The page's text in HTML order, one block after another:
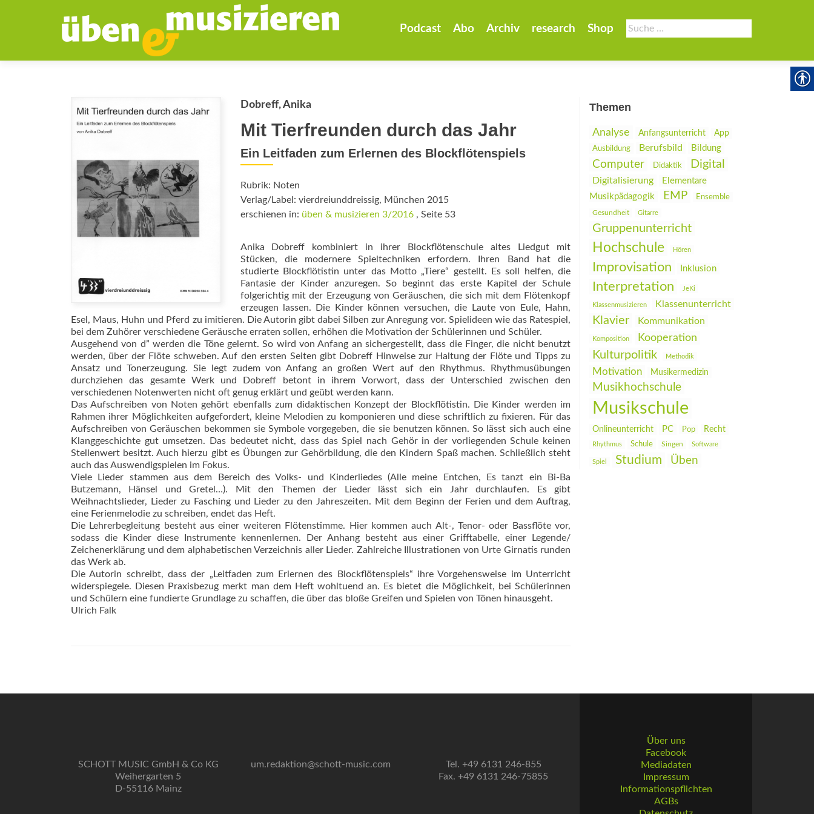
Suche
nach:
Podcast Abo Archiv research Shop
Dobreff, Anika
Mit Tierfreunden durch das Jahr
Ein Leitfaden zum Erlernen des Blockflötenspiels
Rubrik: Noten
Verlag/Label: vierdreiunddreissig, München 2015
erschienen in: üben & musizieren 3/2016, Seite 53
Anika Dobreff kombiniert in ihrer Blockflötenschule altes Liedgut mit
Stücken, die modernere Spieltechniken erfordern. Ihren Band hat die
studierte Blockflötistin unter das Motto „Tiere“ gestellt. Es soll helfen, die
Fantasie der Kinder anzuregen. So beginnt das erste Kapitel der Schule
folgerichtig mit der Erzeugung von Geräuschen, die sich mit dem Flötenkopf
erzeugen lassen. Die Kinder können versuchen, die Laute von Eule, Hahn,
Esel, Maus, Huhn und Pferd zu imitieren. Die Autorin gibt dabei Silben zur Anregung vor. Spielideen wie das Ratespiel,
bei dem Zuhörer verschiedene Geräusche erraten sollen, erhöhen die Motivation der Schülerinnen und Schüler.
Ausgehend von d” werden die Töne gelernt. So wird von Anfang an sichergestellt, dass die Finger, die nicht benutzt
werden, über der Flöte schweben. Auf den ersten Seiten gibt Dobreff Hinweise zur Haltung der Flöte und Tipps zu
Ansatz und Ton­erzeugung. Sie legt zudem von Anfang an großen Wert auf den Rhythmus. Rhythmusübungen
durchziehen das gesamte Werk und Dobreff betont in ihrem Vorwort, dass der Unterschied zwischen den
verschiedenen Notenwerten nicht oft genug erklärt und geübt werden kann.
Das Aufschreiben von Noten gehört ebenfalls zum didaktischen Konzept der Blockflötistin. Die Kinder werden im
Rahmen ihrer Möglichkeiten aufgefordert, kleine Melodien zu komponieren und diese schriftlich zu fixieren. Für das
Aufschreiben von Geräuschen bekommen sie Symbole vorgegeben, die sie benutzen können. So lässt sich auch eine
Klanggeschichte gut umsetzen. Das bedeutet nicht, dass das Spiel nach Gehör in der vorliegenden Schule keinen
Stellenwert besitzt. Auch hierzu gibt es Übungen zur Gehörbildung, die den Kindern Spaß machen. Schließlich steht
auch das Auswendigspielen im Fokus.
Viele Lieder stammen aus dem Bereich des Volks- und Kinderliedes (Alle meine Entchen, Es tanzt ein Bi-Ba
Butzemann, Hänsel und Gretel…). Mit den Themen der Lieder lässt sich ein Jahr durchlaufen. Es gibt
Weihnachtslieder, Lieder zu Fasching und Lieder zu den Jahreszeiten. Mit dem Beginn der Ferien und dem Auftrag,
eine Ferienmelodie zu schreiben, endet das Heft.
Die Lehrerbegleitung besteht aus einer weiteren Flötenstimme. Hier kommen auch Alt-, Tenor- oder Bassflöte vor,
sodass die Kinder diese Instrumente kennenlernen. Der Anhang besteht aus einer Grifftabelle, einer Legende/
Zeichenerklärung und dem alphabetischen Verzeichnis aller Lieder. Zahlreiche Illustrationen von Urte Girnatis runden
das Werk ab.
Die Autorin schreibt, dass der „Leitfaden zum Erlernen des Blockflötenspiels“ ihre Vorgehensweise im Unterricht
widerspiegele. Diesen Praxisbezug merkt man dem Heft wohltuend an. Es bietet die Möglichkeit, bei Schülerinnen
und Schülern eine fundierte Grundlage zu schaffen, die über das bloße Greifen und Spielen von Tönen hinausgeht.
Ulrich Falk
Themen
Analyse Anfangsunterricht
App
Ausbildung
Berufsbild Bildung
Computer Didaktik Digital
Digitalisierung
Elementare
Musikpädagogik
EMP Ensemble
Gesundheit Gitarre
Gruppenunterricht
Hochschule Hören
Improvisation Inklusion
Interpretation JeKi
Klassenmusizieren Klassenunterricht
Klavier Kommunikation
Komposition Kooperation
Kulturpolitik Methodik
Motivation Musikermedizin
Musikhochschule
Musikschule
Onlineunterricht PC Pop Recht
Rhythmus Schule Singen Software
Spiel Studium Üben
SCHOTT MUSIC GmbH & Co KG
Weihergarten 5
D-55116 Mainz
um.redaktion@schott-music.com
Tel. +49 6131 246-855
Fax. +49 6131 246-75855
Über uns
Facebook
Mediadaten
Impressum
Informationspflichten
AGBs